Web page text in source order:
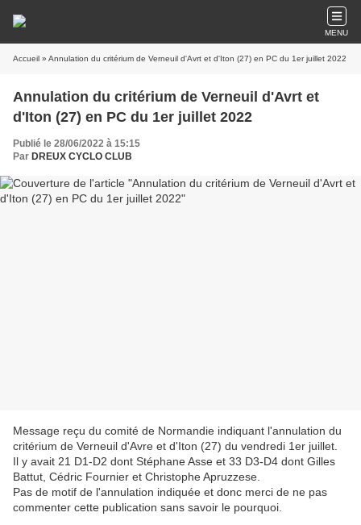
MENU
Accueil » Annulation du critérium de Verneuil d'Avrt et d'Iton (27) en PC du 1er juillet 2022
Annulation du critérium de Verneuil d'Avrt et
d'Iton (27) en PC du 1er juillet 2022
Publié le 28/06/2022 à 15:15
Par DREUX CYCLO CLUB
Message reçu du comité de Normandie indiquant l'annulation du
critérium de Verneuil d'Avre et d'Iton (27) du vendredi 1er juillet.
Il y avait 21 D1-D2 dont Stéphane Asse et 33 D3-D4 dont Gilles
Battut, Cédric Fournier et Christophe Apruzzese.
Pas de motif de l'annulation indiquée et donc merci de ne pas
commenter cette publication sans savoir le pourquoi.